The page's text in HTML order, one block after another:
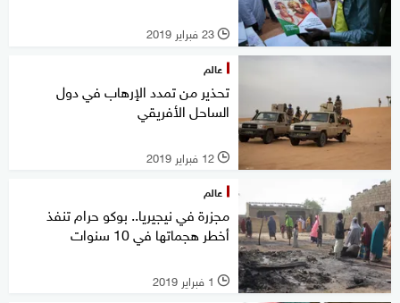
l 23 فبراير 2019
عالم
تحذير من تمدد الإرهاب في دول
الساحل الأفريقي
l 12 فبراير 2019
عالم
مجزرة في نيجيريا.. بوكو حرام تنفذ
أخطر هجماتها في 10 سنوات
l 1 فبراير 2019